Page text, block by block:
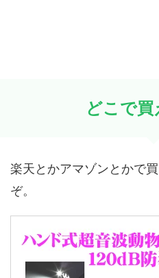
どこで買
楽天とかアマゾンとかで
ぞ。